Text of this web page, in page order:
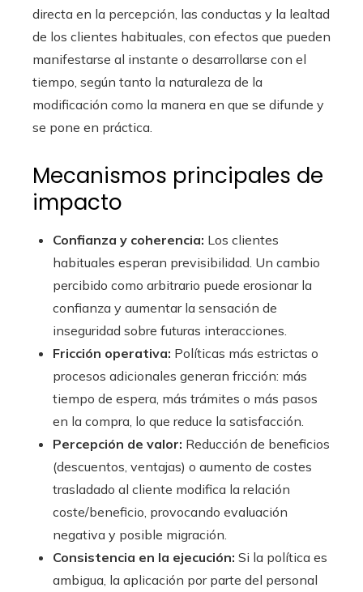
directa en la percepción, las conductas y la lealtad
de los clientes habituales, con efectos que pueden
manifestarse al instante o desarrollarse con el
tiempo, según tanto la naturaleza de la
modificación como la manera en que se difunde y
se pone en práctica.
Mecanismos principales de
impacto
Confianza y coherencia: Los clientes
habituales esperan previsibilidad. Un cambio
percibido como arbitrario puede erosionar la
confianza y aumentar la sensación de
inseguridad sobre futuras interacciones.
Fricción operativa: Políticas más estrictas o
procesos adicionales generan fricción: más
tiempo de espera, más trámites o más pasos
en la compra, lo que reduce la satisfacción.
Percepción de valor: Reducción de beneficios
(descuentos, ventajas) o aumento de costes
trasladado al cliente modifica la relación
coste/beneficio, provocando evaluación
negativa y posible migración.
Consistencia en la ejecución: Si la política es
ambigua, la aplicación por parte del personal